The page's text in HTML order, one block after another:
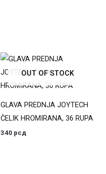
OUT OF STOCK
GLAVA PREDNJA JOYTECH
ČELIK HROMIRANA, 36 RUPA
340 рсд